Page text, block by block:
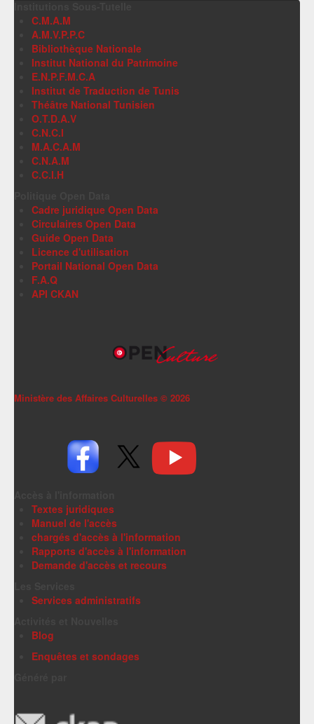
C.M.A.M
A.M.V.P.P.C
Bibliothèque Nationale
Institut National du Patrimoine
E.N.P.F.M.C.A
Institut de Traduction de Tunis
Théâtre National Tunisien
O.T.D.A.V
C.N.C.I
M.A.C.A.M
C.N.A.M
C.C.I.H
Cadre juridique Open Data
Circulaires Open Data
Guide Open Data
Licence d'utilisation
Portail National Open Data
F.A.Q
API CKAN
Ministère des Affaires Culturelles © 2026
Textes juridiques
Manuel de l'accès
chargés d'accès à l'information
Rapports d'accès à l'information
Demande d'accès et recours
Services administratifs
Blog
Enquêtes et sondages